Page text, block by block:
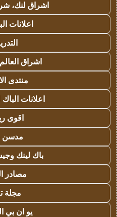
اشراق لنك،
اعلانات
اشراق
منتدى
اعلانات الباك
اقوى
باك لينك
مصادر
مجلة
يو ان بي